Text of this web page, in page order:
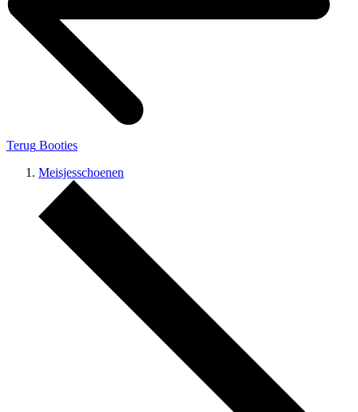
Terug Booties
Meisjesschoenen